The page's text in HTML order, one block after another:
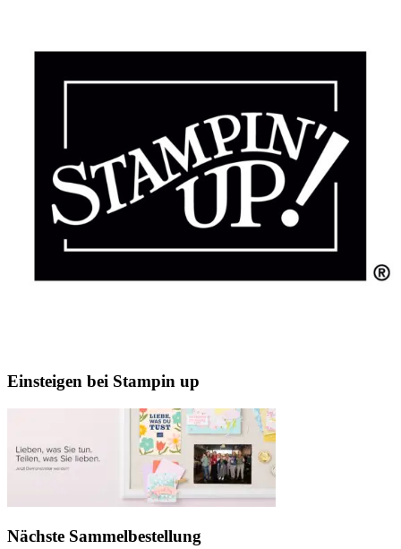
Einsteigen bei Stampin up
Nächste Sammelbestellung